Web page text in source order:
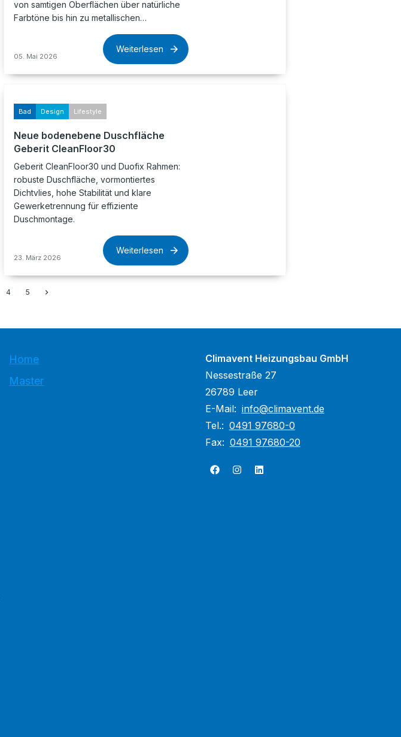
von samtigen Oberflächen über natürliche
Farbtöne bis hin zu metallischen…
05. Mai 2026
Weiterlesen
Bad Design Lifestyle
Neue bodenebene Duschfläche
Geberit CleanFloor30
Geberit CleanFloor30 und Duofix Rahmen:
robuste Duschfläche, vormontiertes
Dichtvlies, hohe Stabilität und klare
Gewerketrennung für effiziente
Duschmontage.
23. März 2026
Weiterlesen
4 5
Home
Master
Climavent Heizungsbau GmbH
Nessestraße 27
26789 Leer
E-Mail: info@climavent.de
Tel.: 0491 97680-0
Fax: 0491 97680-20